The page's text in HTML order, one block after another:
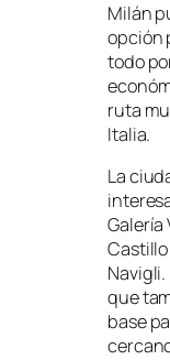
Milán
opción
todo
ruta
Italia.
La
Galería
que
base